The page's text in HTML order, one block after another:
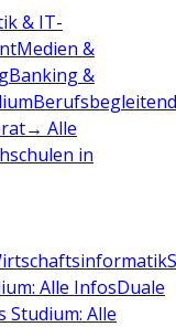
& IT-
Medien &
Banking &
Berufsbegleitend
→ Alle
in
Alle InfosDuale
Studium: Alle